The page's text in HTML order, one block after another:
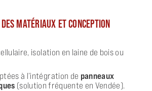
MATÉRIAUX ET CONCEPTION
isolation en laine de bois ou
à l’intégration de panneaux
(solution fréquente en Vendée).